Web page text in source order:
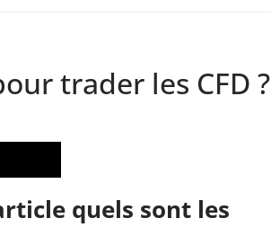
trader les CFD ?
quels sont les